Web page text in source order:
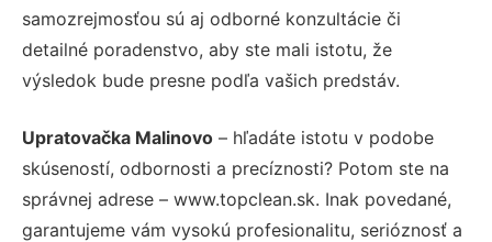
samozrejmosťou sú aj odborné konzultácie či
detailné poradenstvo, aby ste mali istotu, že
výsledok bude presne podľa vašich predstáv.
Upratovačka Malinovo – hľadáte istotu v podobe
skúseností, odbornosti a precíznosti? Potom ste na
správnej adrese – www.topclean.sk. Inak povedané,
garantujeme vám vysokú profesionalitu, serióznosť a